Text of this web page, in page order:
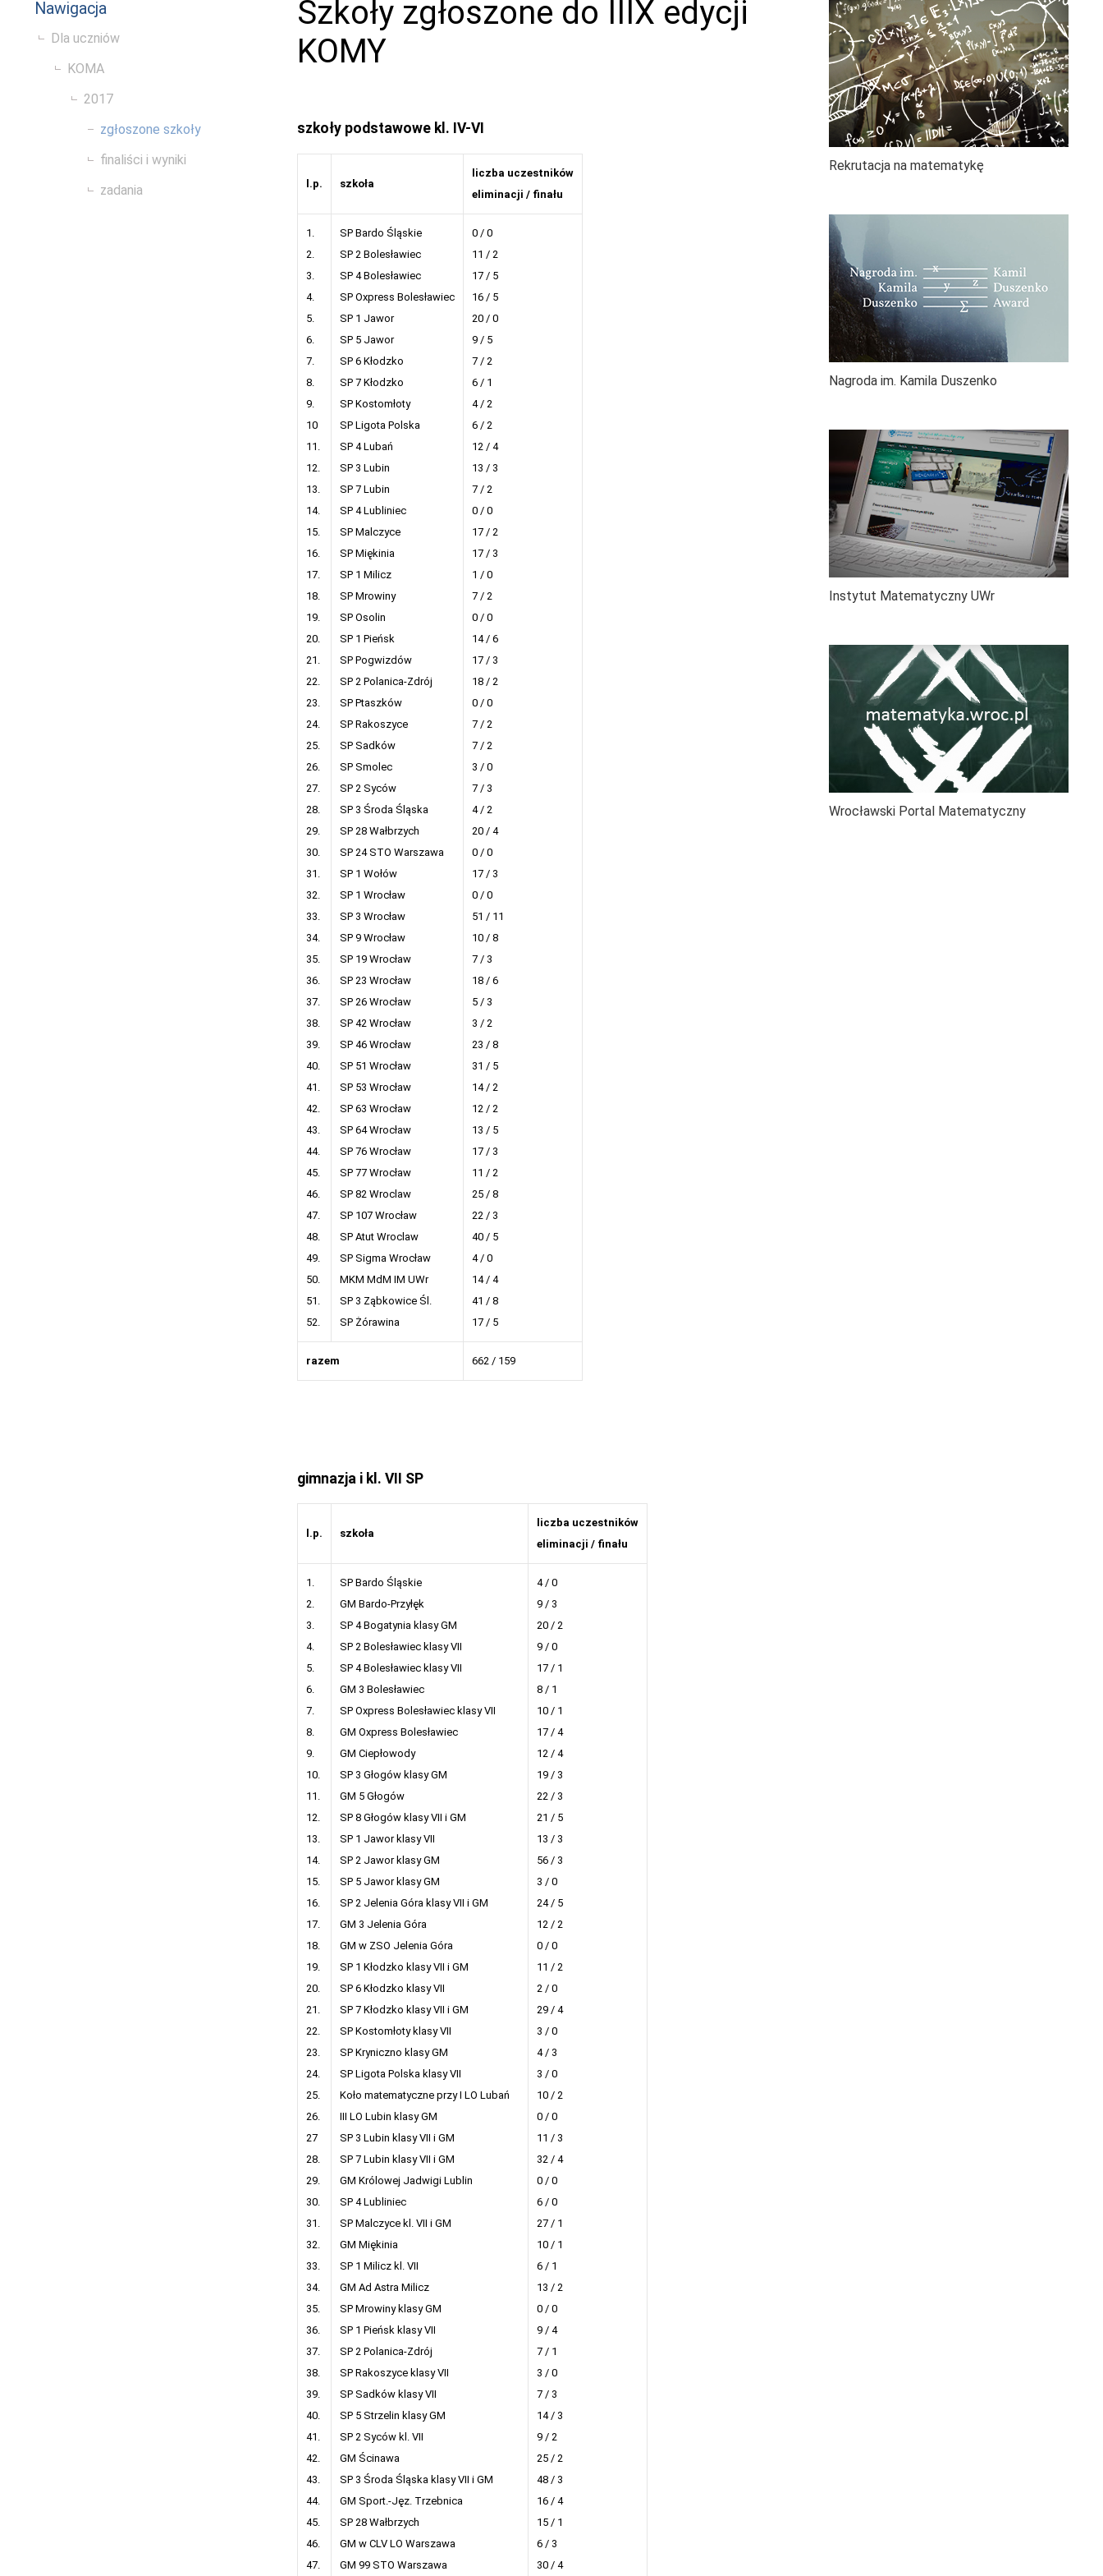
Nawigacja
Dla uczniów
KOMA
2017
zgłoszone szkoły
finaliści i wyniki
zadania
Szkoły zgłoszone do IIIX edycji
KOMY
szkoły podstawowe kl. IV-VI
l.p. szkoła
liczba uczestników
eliminacji / finału
1.
2.
3.
4.
5.
6.
7.
8.
9.
10
11.
12.
13.
14.
15.
16.
17.
18.
19.
20.
21.
22.
23.
24.
25.
26.
27.
28.
29.
30.
31.
32.
33.
34.
35.
36.
37.
38.
39.
40.
41.
42.
43.
44.
45.
46.
47.
48.
49.
50.
51.
52.
SP Bardo Śląskie
SP 2 Bolesławiec
SP 4 Bolesławiec
SP Oxpress Bolesławiec
SP 1 Jawor
SP 5 Jawor
SP 6 Kłodzko
SP 7 Kłodzko
SP Kostomłoty
SP Ligota Polska
SP 4 Lubań
SP 3 Lubin
SP 7 Lubin
SP 4 Lubliniec
SP Malczyce
SP Miękinia
SP 1 Milicz
SP Mrowiny
SP Osolin
SP 1 Pieńsk
SP Pogwizdów
SP 2 Polanica-Zdrój
SP Ptaszków
SP Rakoszyce
SP Sadków
SP Smolec
SP 2 Syców
SP 3 Środa Śląska
SP 28 Wałbrzych
SP 24 STO Warszawa
SP 1 Wołów
SP 1 Wrocław
SP 3 Wrocław
SP 9 Wrocław
SP 19 Wrocław
SP 23 Wrocław
SP 26 Wrocław
SP 42 Wrocław
SP 46 Wrocław
SP 51 Wrocław
SP 53 Wrocław
SP 63 Wrocław
SP 64 Wrocław
SP 76 Wrocław
SP 77 Wrocław
SP 82 Wroclaw
SP 107 Wrocław
SP Atut Wroclaw
SP Sigma Wrocław
MKM MdM IM UWr
SP 3 Ząbkowice Śl.
SP Żórawina
0 / 0
11 / 2
17 / 5
16 / 5
20 / 0
9 / 5
7 / 2
6 / 1
4 / 2
6 / 2
12 / 4
13 / 3
7 / 2
0 / 0
17 / 2
17 / 3
1 / 0
7 / 2
0 / 0
14 / 6
17 / 3
18 / 2
0 / 0
7 / 2
7 / 2
3 / 0
7 / 3
4 / 2
20 / 4
0 / 0
17 / 3
0 / 0
51 / 11
10 / 8
7 / 3
18 / 6
5 / 3
3 / 2
23 / 8
31 / 5
14 / 2
12 / 2
13 / 5
17 / 3
11 / 2
25 / 8
22 / 3
40 / 5
4 / 0
14 / 4
41 / 8
17 / 5
razem 662 / 159
gimnazja i kl. VII SP
l.p. szkoła
liczba uczestników
eliminacji / finału
1.
2.
3.
4.
5.
6.
7.
8.
9.
10.
11.
12.
13.
14.
15.
16.
17.
18.
19.
20.
21.
22.
23.
24.
25.
26.
27
28.
29.
30.
31.
32.
33.
34.
35.
36.
37.
38.
39.
40.
41.
42.
43.
44.
45.
46.
47.
SP Bardo Śląskie
GM Bardo-Przyłęk
SP 4 Bogatynia klasy GM
SP 2 Bolesławiec klasy VII
SP 4 Bolesławiec klasy VII
GM 3 Bolesławiec
SP Oxpress Bolesławiec klasy VII
GM Oxpress Bolesławiec
GM Ciepłowody
SP 3 Głogów klasy GM
GM 5 Głogów
SP 8 Głogów klasy VII i GM
SP 1 Jawor klasy VII
SP 2 Jawor klasy GM
SP 5 Jawor klasy GM
SP 2 Jelenia Góra klasy VII i GM
GM 3 Jelenia Góra
GM w ZSO Jelenia Góra
SP 1 Kłodzko klasy VII i GM
SP 6 Kłodzko klasy VII
SP 7 Kłodzko klasy VII i GM
SP Kostomłoty klasy VII
SP Kryniczno klasy GM
SP Ligota Polska klasy VII
Koło matematyczne przy I LO Lubań
III LO Lubin klasy GM
SP 3 Lubin klasy VII i GM
SP 7 Lubin klasy VII i GM
GM Królowej Jadwigi Lublin
SP 4 Lubliniec
SP Malczyce kl. VII i GM
GM Miękinia
SP 1 Milicz kl. VII
GM Ad Astra Milicz
SP Mrowiny klasy GM
SP 1 Pieńsk klasy VII
SP 2 Polanica-Zdrój
SP Rakoszyce klasy VII
SP Sadków klasy VII
SP 5 Strzelin klasy GM
SP 2 Syców kl. VII
GM Ścinawa
SP 3 Środa Śląska klasy VII i GM
GM Sport.-Jęz. Trzebnica
SP 28 Wałbrzych
GM w CLV LO Warszawa
GM 99 STO Warszawa
4 / 0
9 / 3
20 / 2
9 / 0
17 / 1
8 / 1
10 / 1
17 / 4
12 / 4
19 / 3
22 / 3
21 / 5
13 / 3
56 / 3
3 / 0
24 / 5
12 / 2
0 / 0
11 / 2
2 / 0
29 / 4
3 / 0
4 / 3
3 / 0
10 / 2
0 / 0
11 / 3
32 / 4
0 / 0
6 / 0
27 / 1
10 / 1
6 / 1
13 / 2
0 / 0
9 / 4
7 / 1
3 / 0
7 / 3
14 / 3
9 / 2
25 / 2
48 / 3
16 / 4
15 / 1
6 / 3
30 / 4
Rekrutacja na matematykę
Nagroda im. Kamila Duszenko
Instytut Matematyczny UWr
Wrocławski Portal Matematyczny